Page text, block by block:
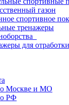
газон
спортивное
тренажеры
для
Москве и МО
РФ